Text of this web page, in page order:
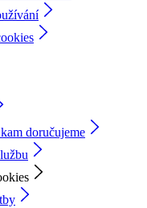
doručujeme